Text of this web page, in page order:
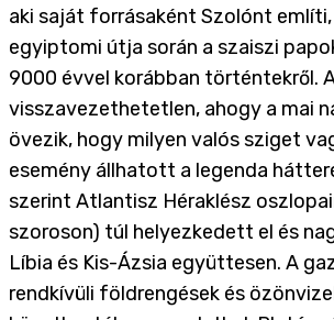
aki saját forrásaként Szolónt
egyiptomi útja során a szaiszi
9000 évvel korábban történtekről.
visszavezethetetlen, ahogy a mai
övezik, hogy milyen valós sziget
esemény állhatott a legenda
szerint Atlantisz Héraklész
szoroson) túl helyezkedett el és
Líbia és Kis-Ázsia együttesen. A
rendkívüli földrengések és